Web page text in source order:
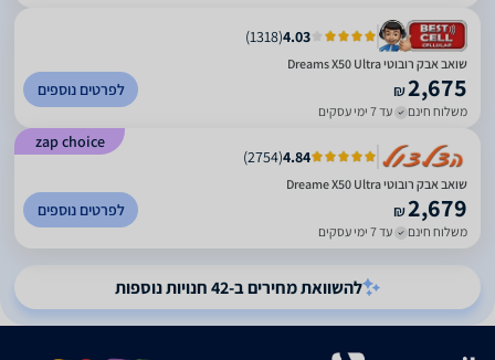
4.03
(
1318
)
שואב אבק רובוטי Dreams X50 Ultra
₪2,675
משלוח חינם עד 7 ימי עסקים
לפרטים נוספים
zap choice
4.84
(
2754
)
‏שואב אבק רובוטי Dreame X50 Ultra
₪2,679
משלוח חינם עד 7 ימי עסקים
לפרטים נוספים
להשוואת מחירים ב-42 חנויות נוספות